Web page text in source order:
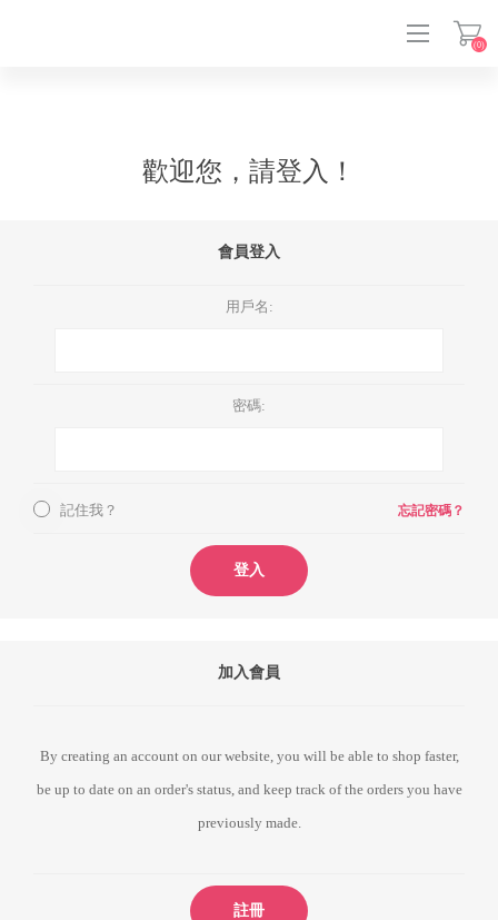
(0)
歡迎您，請登入！
會員登入
用戶名:
密碼:
記住我？ 忘記密碼？
登入
加入會員
By creating an account on our website, you will be able to shop faster,
be up to date on an order's status, and keep track of the orders you have
previously made.
註冊